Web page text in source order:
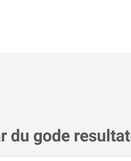
du gode